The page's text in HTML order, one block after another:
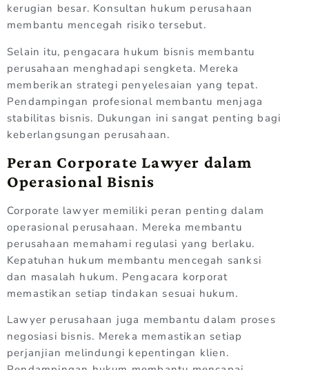
kerugian besar. Konsultan hukum perusahaan
membantu mencegah risiko tersebut.
Selain itu, pengacara hukum bisnis membantu
perusahaan menghadapi sengketa. Mereka
memberikan strategi penyelesaian yang tepat.
Pendampingan profesional membantu menjaga
stabilitas bisnis. Dukungan ini sangat penting bagi
keberlangsungan perusahaan.
Peran Corporate Lawyer dalam
Operasional Bisnis
Corporate lawyer memiliki peran penting dalam
operasional perusahaan. Mereka membantu
perusahaan memahami regulasi yang berlaku.
Kepatuhan hukum membantu mencegah sanksi
dan masalah hukum. Pengacara korporat
memastikan setiap tindakan sesuai hukum.
Lawyer perusahaan juga membantu dalam proses
negosiasi bisnis. Mereka memastikan setiap
perjanjian melindungi kepentingan klien.